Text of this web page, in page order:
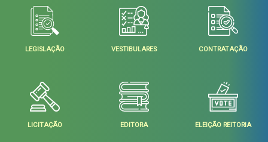
LEGISLAÇÃO VESTIBULARES CONTRATAÇÃO
LICITAÇÃO EDITORA ELEIÇÃO REITORIA